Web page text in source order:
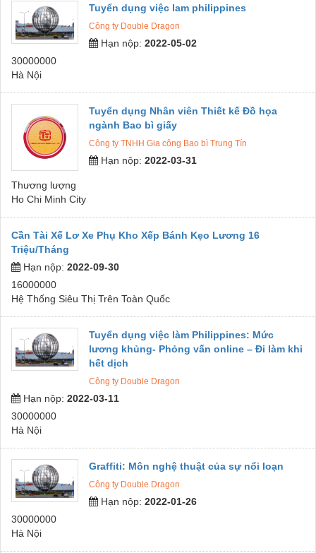
Tuyển dụng việc lam philippines
Công ty Double Dragon
Hạn nộp: 2022-05-02
30000000
Hà Nội
Tuyển dụng Nhân viên Thiết kế Đồ họa
ngành Bao bì giấy
Công ty TNHH Gia công Bao bì Trung Tín
Hạn nộp: 2022-03-31
Thương lượng
Ho Chi Minh City
Cần Tài Xế Lơ Xe Phụ Kho Xếp Bánh Kẹo Lương 16
Triệu/Tháng
Hạn nộp: 2022-09-30
16000000
Hệ Thống Siêu Thị Trên Toàn Quốc
Tuyển dụng việc làm Philippines: Mức
lương khủng- Phỏng vấn online – Đi làm khi
hết dịch
Công ty Double Dragon
Hạn nộp: 2022-03-11
30000000
Hà Nội
Graffiti: Môn nghệ thuật của sự nổi loạn
Công ty Double Dragon
Hạn nộp: 2022-01-26
30000000
Hà Nội